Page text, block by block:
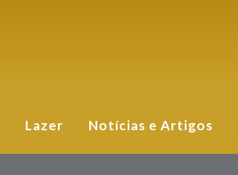
Lazer Notícias e Artigos